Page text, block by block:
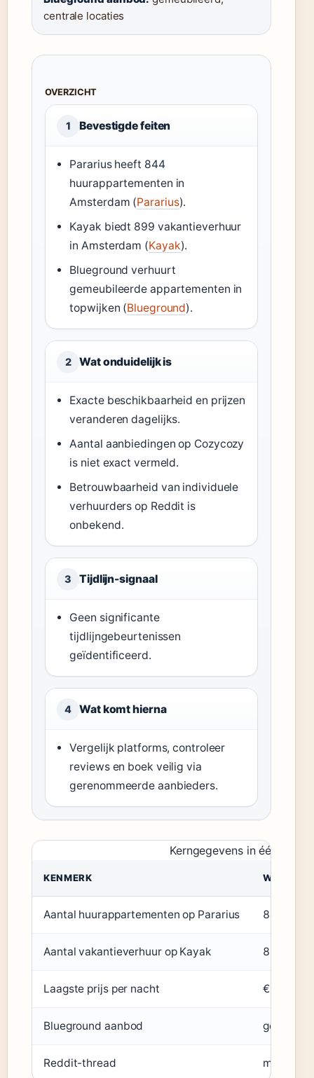
centrale locaties
OVERZICHT
1 Bevestigde feiten
Pararius heeft 844
huurappartementen in
Amsterdam (Pararius).
Kayak biedt 899 vakantieverhuur
in Amsterdam (Kayak).
Blueground verhuurt
gemeubileerde appartementen in
topwijken (Blueground).
2 Wat onduidelijk is
Exacte beschikbaarheid en prijzen
veranderen dagelijks.
Aantal aanbiedingen op Cozycozy
is niet exact vermeld.
Betrouwbaarheid van individuele
verhuurders op Reddit is
onbekend.
3 Tijdlijn-signaal
Geen significante
tijdlijngebeurtenissen
geïdentificeerd.
4 Wat komt hierna
Vergelijk platforms, controleer
reviews en boek veilig via
gerenommeerde aanbieders.
Kerngegevens in één
KENMERK WAARDE
Aantal huurappartementen op Pararius 844
Aantal vakantieverhuur op Kayak 899
Laagste prijs per nacht €13
Blueground aanbod
Reddit-thread